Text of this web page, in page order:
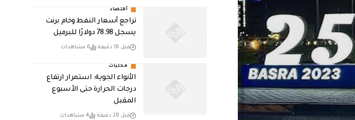
أقتصاد
تراجع أسعار النفط وخام برنت
يسجل 78.98 دولارًا للبرميل
قبل 16 دقيقة 6 مشاهدات
محليات
الأنواء الجوية: استمرار ارتفاع
درجات الحرارة حتى الأسبوع
المقبل
قبل 28 دقيقة 4 مشاهدات